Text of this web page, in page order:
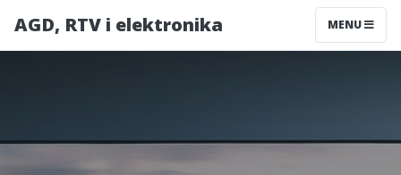
AGD, RTV i elektronika MENU